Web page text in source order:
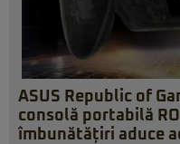
ASUS Republic of
consolă portabilă
îmbunătățiri aduce